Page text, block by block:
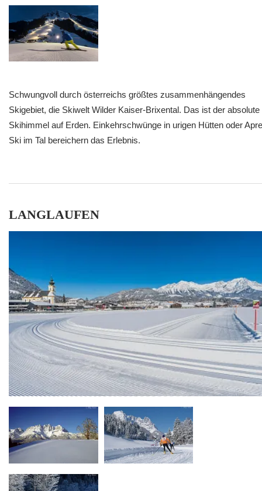
Schwungvoll durch österreichs größtes zusammenhängendes
Skigebiet, die Skiwelt Wilder Kaiser-Brixental. Das ist der absolute
Skihimmel auf Erden. Einkehrschwünge in urigen Hütten oder
Ski im Tal bereichern das Erlebnis.
LANGLAUFEN